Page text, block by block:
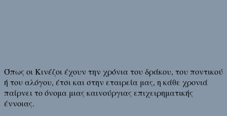
Όπως οι Κινέζοι έχουν την χρόνια του δράκου, του ποντικού
ή του αλόγου, έτσι και στην εταιρεία μας, η κάθε χρονιά
παίρνει το όνομα μιας καινούργιας επιχειρηματικής
έννοιας.